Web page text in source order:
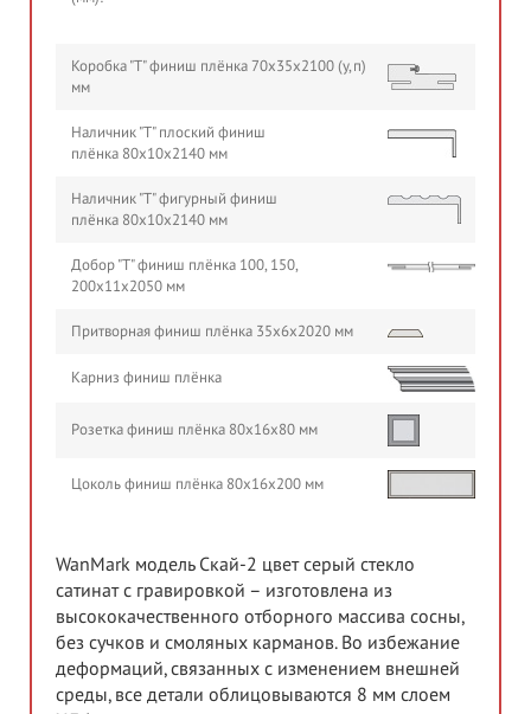
Коробка "Т" финиш плёнка 70х35х2100 (у,п)
мм
Наличник "Т" плоский финиш
плёнка 80х10х2140 мм
Наличник "Т" фигурный финиш
плёнка 80х10х2140 мм
Добор "Т" финиш плёнка 100, 150,
200х11х2050 мм
Притворная финиш плёнка 35х6х2020 мм
Карниз финиш плёнка
Розетка финиш плёнка 80х16х80 мм
Цоколь финиш плёнка 80х16х200 мм
WanMark модель Скай-2 цвет серый стекло
сатинат с гравировкой – изготовлена из
высококачественного отборного массива сосны,
без сучков и смоляных карманов. Во избежание
деформаций, связанных с изменением внешней
среды, все детали облицовываются 8 мм слоем